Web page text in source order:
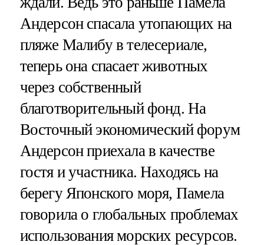
Андерсон спасала утопающих на
пляже Малибу в телесериале,
теперь она спасает животных
через собственный
благотворительный фонд. На
Восточный экономический форум
Андерсон приехала в качестве
гостя и участника. Находясь на
берегу Японского моря, Памела
говорила о глобальных проблемах
использования морских ресурсов.